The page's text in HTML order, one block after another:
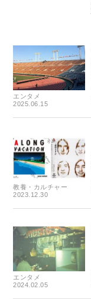
エンタメ
2025.06.15
教養・カルチャー
2023.12.30
エンタメ
2024.02.05